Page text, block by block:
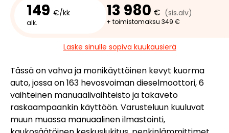
149 €/kk
alk.
13 980 € (sis.alv)
+ toimistomaksu 349 €
Laske sinulle sopiva kuukausierä
Tässä on vahva ja monikäyttöinen kevyt kuorma
auto, jossa on 163 hevosvoiman dieselmoottori, 6
vaihteinen manuaalivaihteisto ja takaveto
raskaampaankin käyttöön. Varusteluun kuuluvat
muun muassa manuaalinen ilmastointi,